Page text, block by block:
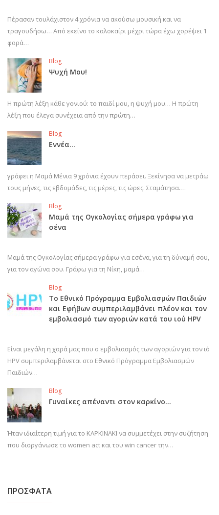
Πέρασαν τουλάχιστον 4 χρόνια να ακούσω μουσική και να
τραγουδήσω… Από εκείνο το καλοκαίρι μέχρι τώρα έχω χορέψει 1
φορά…
Blog
Ψυχή Μου!
Η πρώτη λέξη κάθε γονιού: το παιδί μου, η ψυχή μου… Η πρώτη
λέξη που έλεγα συνέχεια από την πρώτη…
Blog
Εννέα…
γράφει η Μαμά Μένια 9 χρόνια έχουν περάσει. Ξεκίνησα να μετράω
τους μήνες, τις εβδομάδες, τις μέρες, τις ώρες. Σταμάτησα.…
Blog
Μαμά της Ογκολογίας σήμερα γράφω για
σένα
Μαμά της Ογκολογίας σήμερα γράφω για εσένα, για τη δύναμή σου,
για τον αγώνα σου. Γράφω για τη Νίκη, μαμά…
Blog
Το Εθνικό Πρόγραμμα Εμβολιασμών Παιδιών
και Εφήβων συμπεριλαμβάνει πλέον και τον
εμβολιασμό των αγοριών κατά του ιού HPV
Είναι μεγάλη η χαρά μας που ο εμβολιασμός των αγοριών για τον ιό
HPV συμπεριλαμβάνεται στο Εθνικό Πρόγραμμα Εμβολιασμών
Παιδιών…
Blog
Γυναίκες απέναντι στον καρκίνο…
Ήταν ιδιαίτερη τιμή για το ΚΑΡΚΙΝΑΚΙ να συμμετέχει στην συζήτηση
που διοργάνωσε το women act και του win cancer την…
ΠΡΟΣΦΑΤΑ